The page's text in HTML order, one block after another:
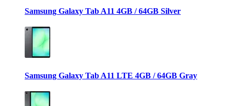
Samsung Galaxy Tab A11 4GB / 64GB Silver
Samsung Galaxy Tab A11 LTE 4GB / 64GB Gray